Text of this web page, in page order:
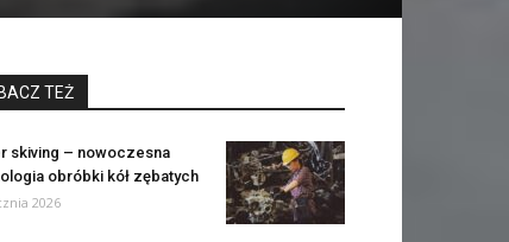
TEŻ
skiving – nowoczesna
obróbki kół zębatych
2026